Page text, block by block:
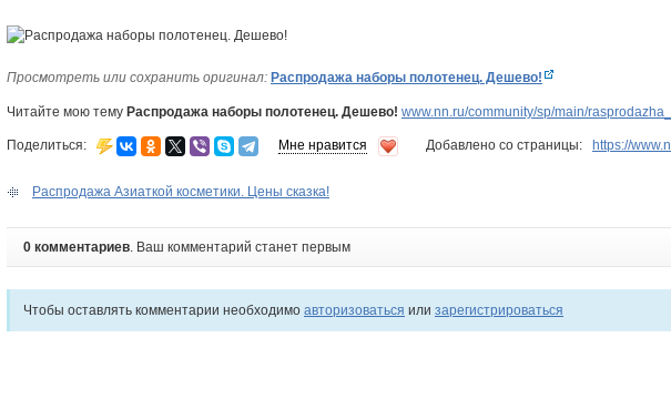
Просмотреть или сохранить оригинал: Распродажа наборы полотенец. Дешево!
Читайте мою тему Распродажа наборы полотенец. Дешево! www.nn.ru/community/sp/main/
Поделиться: Мне нравится Добавлено со страницы: https://
Распродажа Азиаткой косметики. Цены сказка!
0 комментариев. Ваш комментарий станет первым
Чтобы оставлять комментарии необходимо авторизоваться или зарегистрироваться